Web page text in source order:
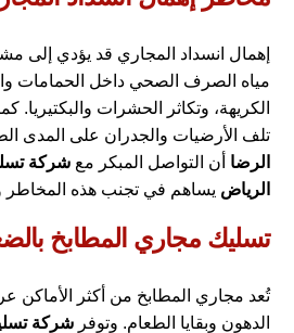
إهمال انسداد المجاري قد يؤدي إلى
مياه الصرف الصحي داخل الحمامات
الكريهة، وتكاثر الحشرات
تلف الأرضيات والجدران على المدى
الرضا أن التواصل المبكر معشركة
الرياض يساهم في تجنب هذه المخاطر
تسليك مجاري المطابخ
تُعد مجاري المطابخ من أكثر الأماكن
الدهون وبقايا الطعام. وتوفرشركة